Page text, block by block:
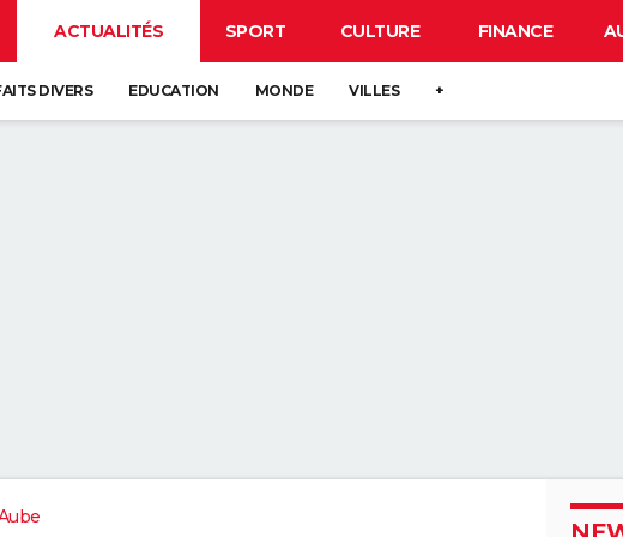
ACTUALITÉS SPORT CULTURE FINANCE
DIVERS EDUCATION MONDE VILLES +